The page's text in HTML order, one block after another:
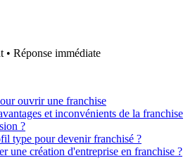
• Réponse immédiate
ouvrir une franchise
et inconvénients de la franchise
?
type pour devenir franchisé ?
une création d'entreprise en franchise ?